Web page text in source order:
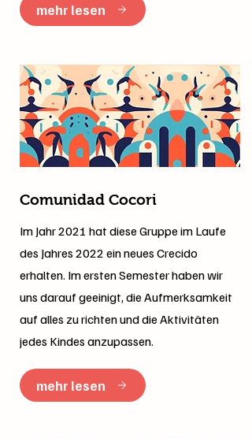
mehr lesen
Comunidad Cocori
Im Jahr 2021 hat diese Gruppe im Laufe
des Jahres 2022 ein neues Crecido
erhalten. Im ersten Semester haben wir
uns darauf geeinigt, die Aufmerksamkeit
auf alles zu richten und die Aktivitäten
jedes Kindes anzupassen.
mehr lesen